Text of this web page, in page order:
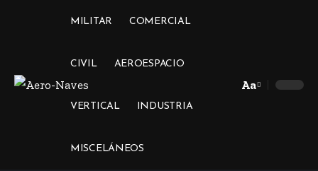
MILITAR COMERCIAL
CIVIL AEROESPACIO
VERTICAL INDUSTRIA
MISCELÁNEOS
Font
Aa